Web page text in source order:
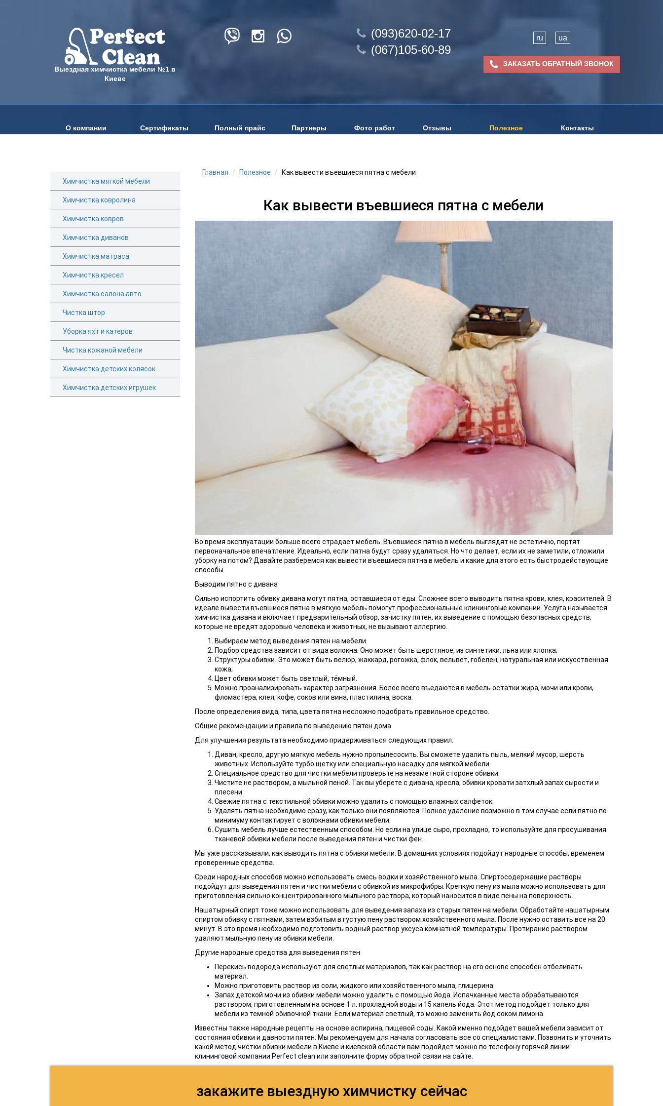
Выездная химчистка мебели №1 в
Киеве
(093)620-02-17
(067)105-60-89
ru ua
ЗАКАЗАТЬ ОБРАТНЫЙ ЗВОНОК
О компании Сертификаты Полный прайс Партнеры Фото работ Отзывы Полезное Контакты
Химчистка мягкой мебели
Химчистка ковролина
Химчистка ковров
Химчистка диванов
Химчистка матраса
Химчистка кресел
Химчистка салона авто
Чистка штор
Уборка яхт и катеров
Чистка кожаной мебели
Химчистка детских колясок
Химчистка детских игрушек
Главная Полезное Как вывести въевшиеся пятна c мебели
Как вывести въевшиеся пятна c мебели
Во время эксплуатации больше всего страдает мебель. Въевшиеся пятна в мебель выглядят не эстетично, портят
первоначальное впечатление. Идеально, если пятна будут сразу удаляться. Но что делает, если их не заметили, отложили
уборку на потом? Давайте разберемся как вывести въевшиеся пятна в мебель и какие для этого есть быстродействующие
способы.
Выводим пятно с дивана
Сильно испортить обивку дивана могут пятна, оставшиеся от еды. Сложнее всего выводить пятна крови, клея, красителей. В
идеале вывести въевшиеся пятна в мягкую мебель помогут профессиональные клининговые компании. Услуга называется
химчистка дивана и включает предварительный обзор, зачистку пятен, их выведение с помощью безопасных средств,
которые не вредят здоровью человека и животных, не вызывают аллергию.
Выбираем метод выведения пятен на мебели.
Подбор средства зависит от вида волокна. Оно может быть шерстяное, из синтетики, льна или хлопка;
Структуры обивки. Это может быть велюр, жаккард, рогожка, флок, вельвет, гобелен, натуральная или искусственная
кожа;
Цвет обивки может быть светлый, тёмный.
Можно проанализировать характер загрязнения. Более всего въедаются в мебель остатки жира, мочи или крови,
фломастера, клея, кофе, соков или вина, пластилина, воска.
После определения вида, типа, цвета пятна несложно подобрать правильное средство.
Общие рекомендации и правила по выведению пятен дома
Для улучшения результата необходимо придерживаться следующих правил:
Диван, кресло, другую мягкую мебель нужно пропылесосить. Вы сможете удалить пыль, мелкий мусор, шерсть
животных. Используйте турбо щетку или специальную насадку для мягкой мебели.
Специальное средство для чистки мебели проверьте на незаметной стороне обивки.
Чистите не раствором, а мыльной пеной. Так вы уберете с дивана, кресла, обивки кровати затхлый запах сырости и
плесени.
Свежие пятна с текстильной обивки можно удалить с помощью влажных салфеток.
Удалять пятна необходимо сразу, как только они появляются. Полное удаление возможно в том случае если пятно по
минимуму контактирует с волокнами обивки мебели.
Сушить мебель лучше естественным способом. Но если на улице сыро, прохладно, то используйте для просушивания
тканевой обивки мебели после выведения пятен и чистки фен.
Мы уже рассказывали, как выводить пятна с обивки мебели. В домашних условиях подойдут народные способы, временем
проверенные средства.
Среди народных способов можно использовать смесь водки и хозяйственного мыла. Спиртосодержащие растворы
подойдут для выведения пятен и чистки мебели с обивкой из микрофибры. Крепкую пену из мыла можно использовать для
приготовления сильно концентрированного мыльного раствора, который наносится в виде пены на поверхность.
Нашатырный спирт тоже можно использовать для выведения запаха из старых пятен на мебели. Обработайте нашатырным
спиртом обивку с пятнами, затем взбитым в густую пену раствором хозяйственного мыла. После нужно оставить все на 20
минут. В это время необходимо подготовить водный раствор уксуса комнатной температуры. Протирание раствором
удаляют мыльную пену из обивки мебели.
Другие народные средства для выведения пятен
Перекись водорода используют для светлых материалов, так как раствор на его основе способен отбеливать
материал.
Можно приготовить раствор из соли, жидкого или хозяйственного мыла, глицерина.
Запах детской мочи из обивки мебели можно удалить с помощью йода. Испачканные места обрабатываются
раствором, приготовленным на основе 1 л. прохладной воды и 15 капель йода. Этот метод подойдет только для
мебели из темной обивочной ткани. Если материал светлый, то можно заменить йод соком лимона.
Известны также народные рецепты на основе аспирина, пищевой соды. Какой именно подойдет вашей мебели зависит от
состояния обивки и давности пятен. Мы рекомендуем для начала согласовать все со специалистами. Позвонить и уточнить
какой метод чистки обивки мебели в Киеве и киевской области вам подойдет можно по телефону горячей линии
клининговой компании Рerfect clean или заполните форму обратной связи на сайте.
закажите выездную химчистку сейчас